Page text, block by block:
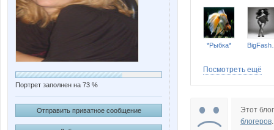
Портрет заполнен на 73 %
Отправить приватное сообщение
*Рыбка*
Посмотреть ещё
Этот
блогеров.